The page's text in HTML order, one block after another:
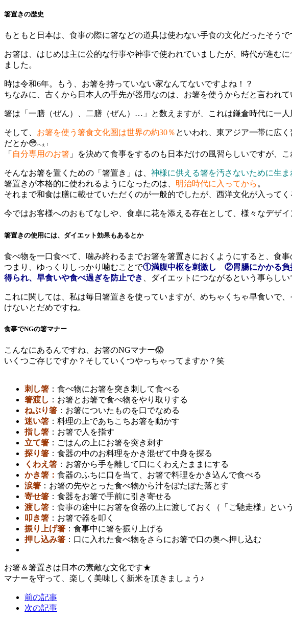
箸置きの歴史
もともと日本は、食事の際に箸などの道具は使わない手食の文化だったそう
お箸は、はじめは主に公的な行事や神事で使われていましたが、時代が進む
ました。
時は令和6年。もう、お箸を持っていない家なんてないですよね！？
ちなみに、古くから日本人の手先が器用なのは、お箸を使うからだと言われて
箸は「一膳（ぜん）、二膳（ぜん）…」と数えますが、これは鎌倉時代に一
そして、 お箸を使う箸食文化圏は世界の約30％ といわれ、東アジア一帯に広く
だとか😳へぇ！
「 自分専用のお箸 」を決めて食事をするのも日本だけの風習らしいですが、
そんなお箸を置くための「箸置き」は、 神様に供える箸を汚さないために生ま
箸置きが本格的に使われるようになったのは、 明治時代に入ってから 。
それまで和食は膳に載せていただくのが一般的でしたが、西洋文化が入って
今ではお客様へのおもてなしや、食卓に花を添える存在として、様々なデザ
箸置きの使用には、ダイエット効果もあるとか
食べ物を一口食べて、噛み終わるまでお箸を箸置きにおくようにすると、食事
つまり、ゆっくりしっかり噛むことで①満腹中枢を刺激し ②胃腸にかかる負
得られ、早食いや食べ過ぎを防止でき
、ダイエットにつながるという事らしい
これに関しては、私は毎日箸置きを使っていますが、めちゃくちゃ早食いで
けないとだめですね。
食事でNGの箸マナー
こんなにあるんですね、お箸のNGマナー😱
いくつご存じですか？そしていくつやっちゃってますか？笑
刺し箸 ：食べ物にお箸を突き刺して食べる
箸渡し ：お箸とお箸で食べ物をやり取りする
ねぶり箸 ：お箸についたものを口でなめる
迷い箸 ：料理の上であちこちお箸を動かす
指し箸 ：お箸で人を指す
立て箸 ：ごはんの上にお箸を突き刺す
探り箸 ：食器の中のお料理をかき混ぜて中身を探る
くわえ箸 ：お箸から手を離して口にくわえたままにする
かき箸： 食器のふちに口を当て、お箸で料理をかき込んで食べる
涙箸 ：お箸の先やとった食べ物から汁をぽたぽた落とす
寄せ箸 ：食器をお箸で手前に引き寄せる
渡し箸 ：食事の途中にお箸を食器の上に渡しておく（「ご馳走様」とい
叩き箸 ：お箸で器を叩く
振り上げ箸 ：食事中に箸を振り上げる
押し込み箸 ：口に入れた食べ物をさらにお箸で口の奥へ押し込む
お箸＆箸置きは日本の素敵な文化です★
マナーを守って、楽しく美味しく新米を頂きましょう♪
前の記事
次の記事